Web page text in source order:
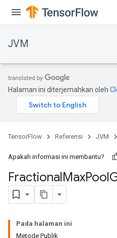
JVM
Halaman ini diterjemahkan oleh
TensorFlow Referensi JVM
Apakah informasi ini membantu?
FractionalMaxPool
Pada halaman ini
Metode Publik